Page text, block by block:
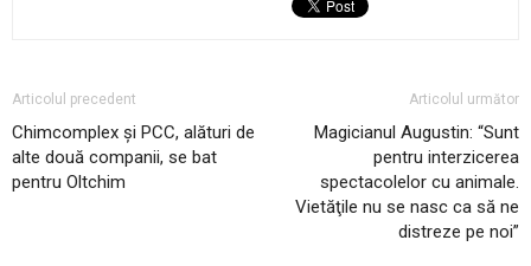
Articolul precedent
Chimcomplex și PCC, alături de
alte două companii, se bat
pentru Oltchim
Articolul următor
Magicianul Augustin: “Sunt
pentru interzicerea
spectacolelor cu animale.
Vietăţile nu se nasc ca să ne
distreze pe noi”